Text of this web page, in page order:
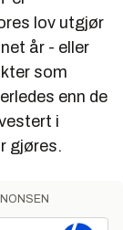
lov utgjør
år - eller
som
enn de
i
gjøres.